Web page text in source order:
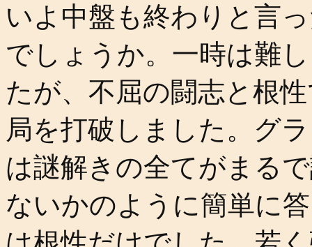
いよ中盤も終わりと言
でしょうか。一時は難
たが、不屈の闘志と根
局を打破しました。グ
は謎解きの全てがまる
ないかのように簡単に